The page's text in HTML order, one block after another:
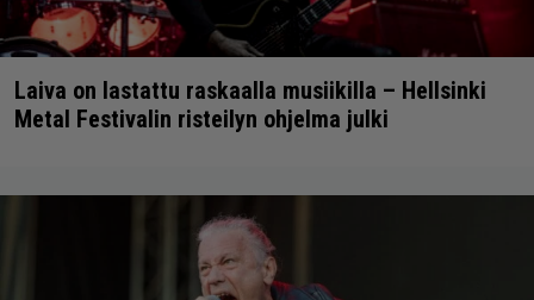
Laiva on lastattu raskaalla musiikilla – Hellsinki
Metal Festivalin risteilyn ohjelma julki